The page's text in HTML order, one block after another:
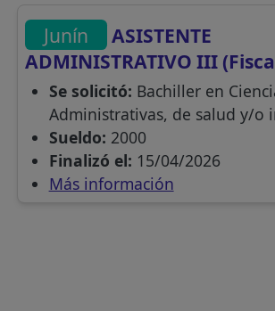
Junín
ASISTENTE
ADMINISTRATIVO III
Se solicitó: Bachiller en
Administrativas, de salud y/o
Sueldo: 2000
Finalizó el: 15/04/2026
Más información